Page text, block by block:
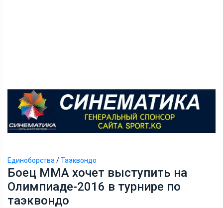
Единоборства /Таэквондо
Боец ММА хочет выступить на
Олимпиаде-2016 в турнире по
таэквондо